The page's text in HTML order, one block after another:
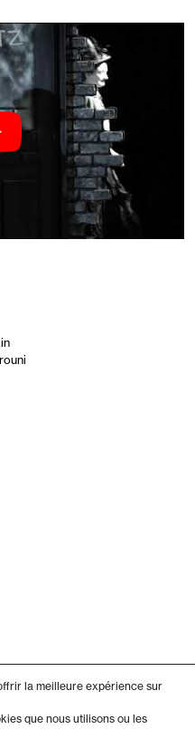
la meilleure expérience sur
que nous utilisons ou les